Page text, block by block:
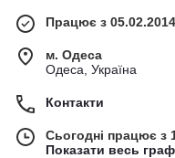
Працює з 05.02.2014
м. Одеса
Одеса, Україна
Контакти
Сьогодні працює з
Показати весь